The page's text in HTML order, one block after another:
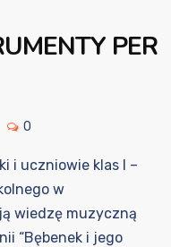
PER
0
i uczniowie klas I –
w
wiedzę muzyczną
“Bębenek i jego